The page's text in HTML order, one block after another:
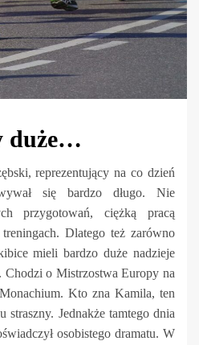
duże…
reprezentujący na co dzień
się bardzo długo. Nie
przygotowań, ciężką pracą
Dlatego też zarówno
mieli bardzo duże nadzieje
Chodzi o Mistrzostwa Europy na
Kto zna Kamila, ten
straszny. Jednakże tamtego dnia
osobistego dramatu. W